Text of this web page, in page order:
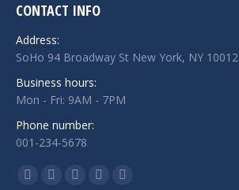
CONTACT INFO
Address:
SoHo 94 Broadway St New York, NY 10012
Business hours:
Mon - Fri: 9AM - 7PM
Phone number:
001-234-5678
Finden Sie uns auf: